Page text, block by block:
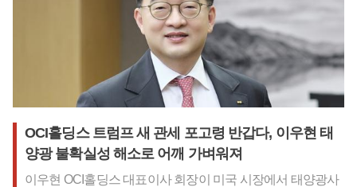
OCI홀딩스 트럼프 새 관세 포고령 반갑다, 이우현 태
양광 불확실성 해소로 어깨 가벼워져
이우현 OCI홀딩스 대표이사 회장이 미국 시장에서 태양광사